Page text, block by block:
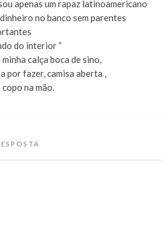
apenas um rapaz latinoamericano
no banco sem parentes
do interior ”
minha calça boca de sino,
por fazer, camisa aberta ,
copo na mão.